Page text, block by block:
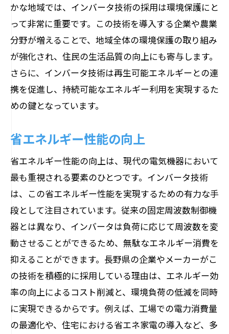
かな地域では、インバータ技術の採用は環境保護にと
って非常に重要です。この技術を導入する企業や農業
分野が増えることで、地域全体の環境保護の取り組み
が強化され、住民の生活品質の向上にも寄与します。
さらに、インバータ技術は再生可能エネルギーとの連
携を促進し、持続可能なエネルギー利用を実現するた
めの鍵となっています。
省エネルギー性能の向上
省エネルギー性能の向上は、現代の電気機器において
最も重視される要素のひとつです。インバータ技術
は、この省エネルギー性能を実現するための有力な手
段として注目されています。従来の固定周波数制御機
器とは異なり、インバータは負荷に応じて周波数を変
動させることができるため、無駄なエネルギー消費を
抑えることができます。長野県の企業やメーカーがこ
の技術を積極的に採用している理由は、エネルギー効
率の向上によるコスト削減と、環境負荷の低減を同時
に実現できるからです。例えば、工場での電力消費量
の最適化や、住宅における省エネ家電の導入など、多